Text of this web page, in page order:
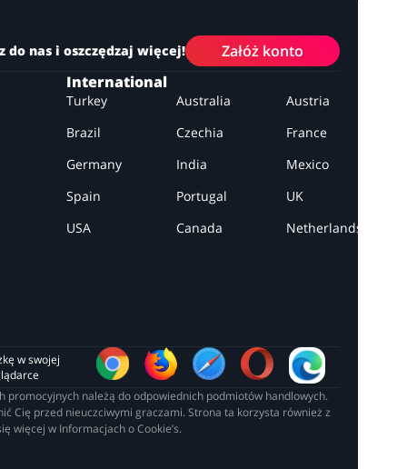
do nas i oszczędzaj więcej! Załóż konto
International
Turkey Australia
Austria
Brazil
Czechia
France
Germany
India
Mexico
Spain
Portugal
UK
USA
Canada Netherlands
w swojej
promocyjnych należą do odpowiednich podmiotów handlowych.
Cię przed nieuczciwymi graczami. Strona ta korzysta również z
więcej w Informacjach o Cookie’s.